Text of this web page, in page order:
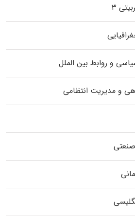
۳
و روابط بین الملل
و مدیریت انتظامی